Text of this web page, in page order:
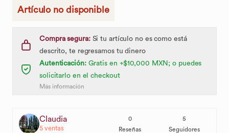
Artículo no disponible
Compra segura:Si tu artículo no es como está
descrito, te regresamos tu dinero
Autenticación:Gratis en +$10,000 MXN; o puedes
solicitarlo en el checkout
Más información
Claudia
5ventas
0
Reseñas
5
Seguidores